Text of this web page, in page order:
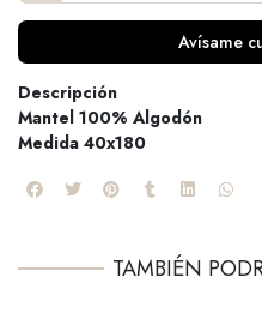
Avísame
Descripción
Mantel 100% Algodón
Medida 40x180
TAMBIÉN